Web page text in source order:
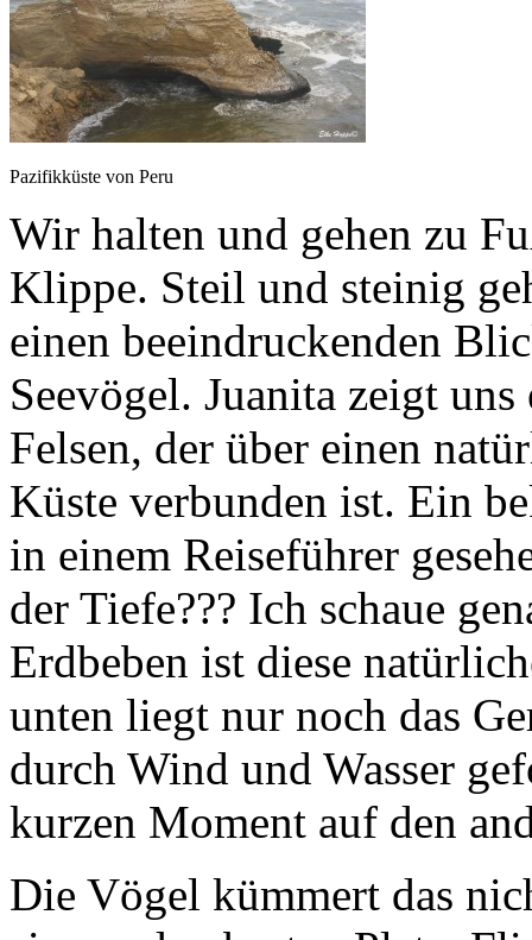
Pazifikküste von Peru
Wir halten und gehen zu
Klippe. Steil und steinig
einen beeindruckenden
Seevögel. Juanita zeigt
Felsen, der über einen
Küste verbunden ist. Ein
in einem Reiseführer
der Tiefe??? Ich schaue
Erdbeben ist diese
unten liegt nur noch das
durch Wind und Wasser
kurzen Moment auf den
Die Vögel kümmert das